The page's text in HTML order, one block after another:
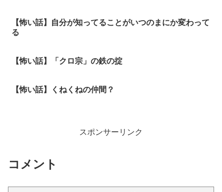
【怖い話】自分が知ってることがいつのまにか変わって
る
【怖い話】「クロ宗」の鉄の掟
【怖い話】くねくねの仲間？
スポンサーリンク
コメント